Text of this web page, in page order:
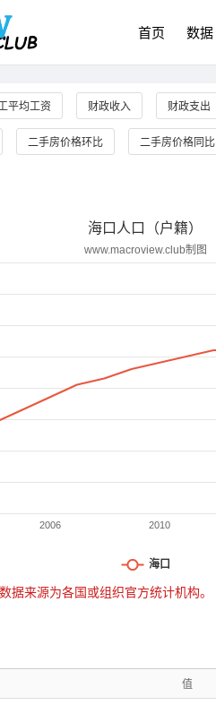
首页 数据
平均工资 财政收入 财政支出
二手房价格环比 二手房价格同比
据来源为各国或组织官方统计机构。
值